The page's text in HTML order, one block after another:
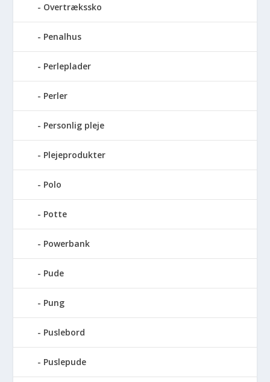
Overtrækssko
Penalhus
Perleplader
Perler
Personlig pleje
Plejeprodukter
Polo
Potte
Powerbank
Pude
Pung
Puslebord
Puslepude